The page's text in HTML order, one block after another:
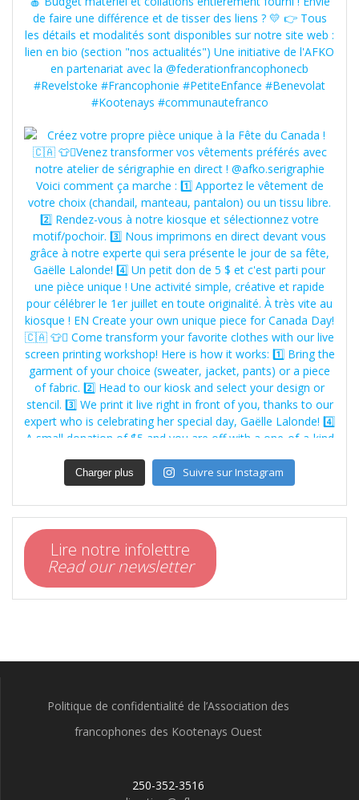
Charger plus Suivre sur Instagram
Lire notre infolettre
Read our newsletter
Politique de confidentialité de l’Association des
francophones des Kootenays Ouest
250-352-3516